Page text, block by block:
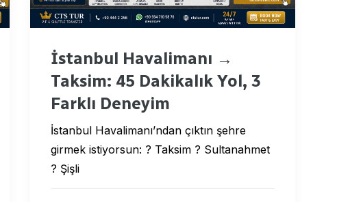
İstanbul Havalimanı →
Taksim: 45 Dakikalık Yol, 3
Farklı Deneyim
İstanbul Havalimanı’ndan çıktın şehre
girmek istiyorsun: ? Taksim ? Sultanahmet
? Şişli